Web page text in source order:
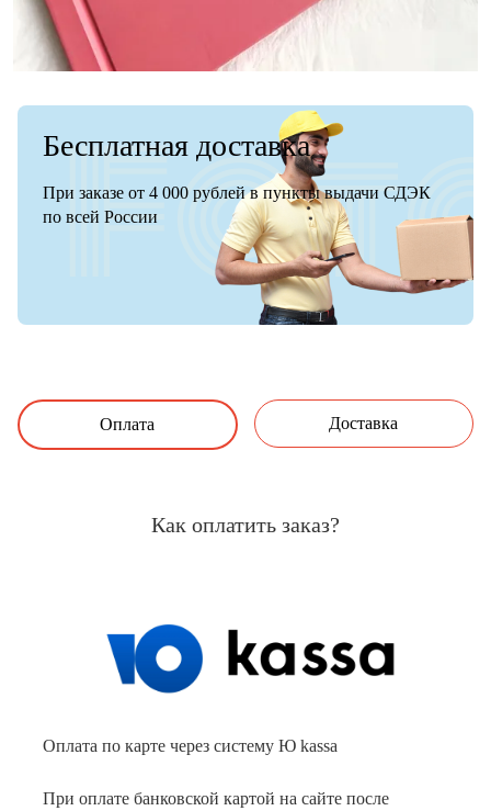
Бесплатная доставка
При заказе от 4 000 рублей в пункты выдачи СДЭК
по всей России
Оплата Доставка
Как оплатить заказ?
Оплата по карте через систему Ю kassa
При оплате банковской картой на сайте после